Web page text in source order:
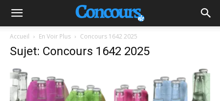
Accueil En Voir Plus Concours 1642 2025
Sujet: Concours 1642 2025